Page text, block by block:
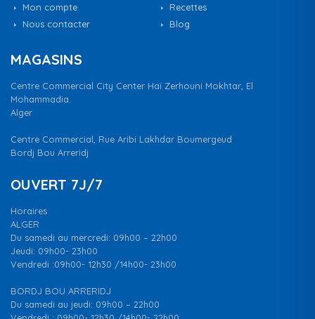
Mon compte
Recettes
Nous contacter
Blog
MAGASINS
Centre Commercial City Center Haï Zerhouni Mokhtar, El
Mohammadia.
Alger
Centre Commercial, Rue Aribi Lakhdar Boumergeud
Bordj Bou Arreridj
OUVERT 7J/7
Horaires
ALGER
Du samedi au mercredi: 09h00 – 22h00
Jeudi: 09h00- 23h00
Vendredi :09h00- 12h30 /14h00- 23h00
BORDJ BOU ARRERIDJ
Du samedi au jeudi: 09h00 – 22h00